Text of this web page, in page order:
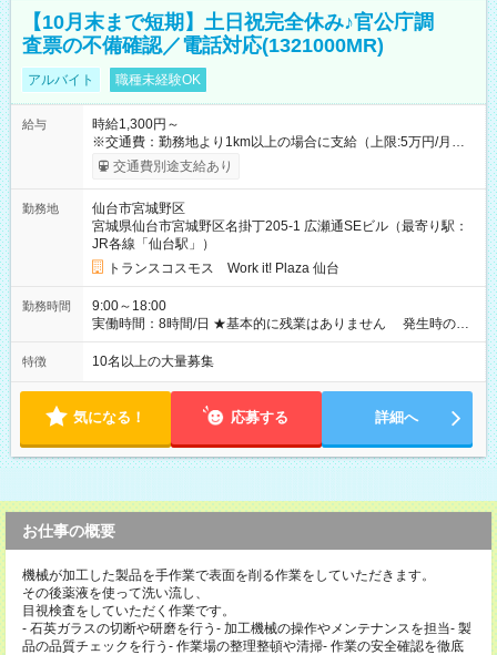
【10月末まで短期】土日祝完全休み♪官公庁調
査票の不備確認／電話対応(1321000MR)
アルバイト 職種未経験OK
給与
時給1,300円～
※交通費：勤務地より1km以上の場合に支給（上限:5万円/月・
2,500円/日） ※残業代：残業発生時は1分単位で支給 ※研修中の
給与変動なし ＜ 収入例 ＞ ■週5日勤務の場合… 月収22万8,800
4日勤務の場合… 月収16万6,400円以上可能 ※交通費別途支給
（時給1,300円×8時間×16日） 【試用期間】試用期間なし
交通費別途支給あり
勤務地
仙台市宮城野区
宮城県仙台市宮城野区名掛丁205-1 広瀬通SEビル（最寄り駅：
JR各線「仙台駅」）
トランスコスモス Work it! Plaza 仙台
勤務時間
9:00～18:00
実働時間：8時間/日 ★基本的に残業はありません 発生時の残
業代は1分単位で支給いたします
特徴 10名以上の大量募集
気になる！ 応募する 詳細へ
お仕事の概要
機械が加工した製品を手作業で表面を削る作業をしていただきます。
その後薬液を使って洗い流し、
目視検査をしていただく作業です。
- 石英ガラスの切断や研磨を行う- 加工機械の操作やメンテナンスを担当- 製
品の品質チェックを行う- 作業場の整理整頓や清掃- 作業の安全確認を徹底